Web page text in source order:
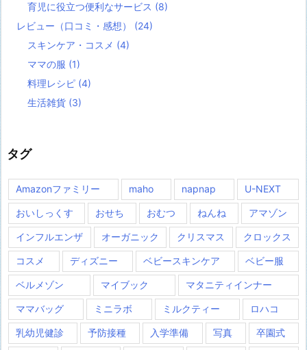
育児に役立つ便利なサービス (8)
レビュー（口コミ・感想） (24)
スキンケア・コスメ (4)
ママの服 (1)
料理レシピ (4)
生活雑貨 (3)
タグ
Amazonファミリー maho napnap U-NEXT
おいしっくす おせち おむつ ねんね アマゾン
インフルエンザ オーガニック クリスマス クロックス
コスメ ディズニー ベビースキンケア ベビー服
ベルメゾン マイブック マタニティインナー
ママバッグ ミニラボ ミルクティー ロハコ
乳幼児健診 予防接種 入学準備 写真 卒園式